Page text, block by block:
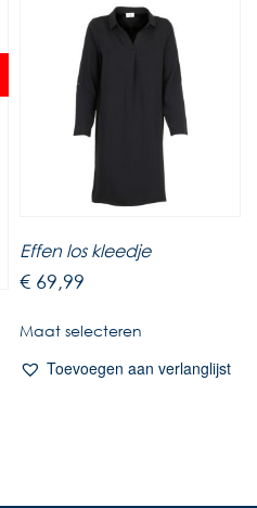
Effen los kleedje
€ 69,99
Maat selecteren
Toevoegen aan verlanglijst